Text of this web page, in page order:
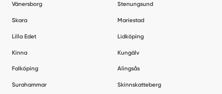
Vänersborg Stenungsund
Skara Mariestad
Lilla Edet Lidköping
Kinna Kungälv
Falköping Alingsås
Surahammar Skinnskatteberg